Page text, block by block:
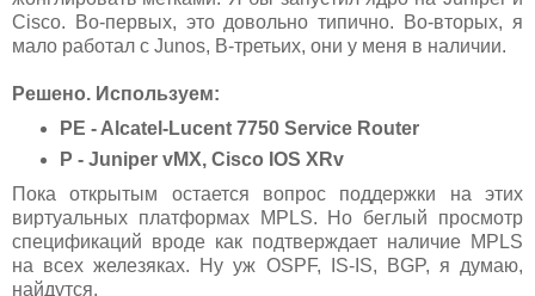
Cisco. Во-первых, это довольно типично. Во-вторых, я
мало работал с Junos, В-третьих, они у меня в наличии.
Решено. Используем:
PE - Alcatel-Lucent 7750 Service Router
P - Juniper vMX, Cisco IOS XRv
Пока открытым остается вопрос поддержки на этих
виртуальных платформах MPLS. Но беглый просмотр
спецификаций вроде как подтверждает наличие MPLS
на всех железяках. Ну уж OSPF, IS-IS, BGP, я думаю,
найдутся.